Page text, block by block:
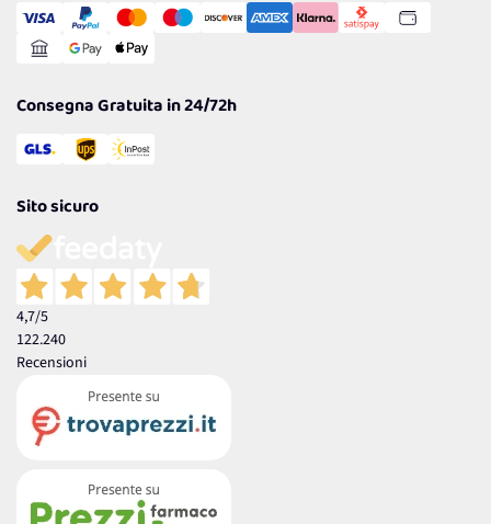
Gestisci Cookie
Reso Facile e Veloce
Consegna Gratuita in 24/72h
Sito sicuro
4,7/5
122.240
Recensioni